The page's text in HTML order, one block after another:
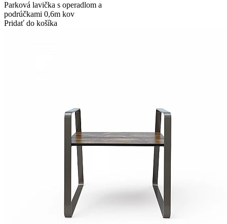
Parková lavička s operadlom a
podrúčkami 0,6m kov
Pridať do košíka